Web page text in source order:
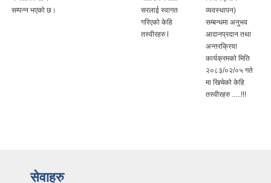
सम्पन्न भएको छ।
सरलाई स्वागत
गरिएको केहि
तस्वीरहरु l
व्यवस्थापन)
सम्बन्धमा अनुभव
आदानप्रदान तथा
अन्तरक्रिया
कार्यक्रमको मिति
२०८३/०२/०५ गते
मा खिचेको केहि
तस्वीरहरु .....!!!
सेवाहरु